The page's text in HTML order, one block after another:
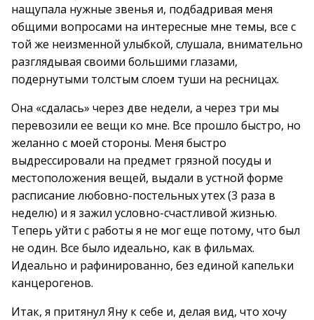
нащупала нужные звенья и, подбадривая меня
общими вопросами на интересные мне темы, все с
той же неизменной улыбкой, слушала, внимательно
разглядывая своими большими глазами,
подернутыми толстым слоем туши на ресницах.
Она «сдалась» через две недели, а через три мы
перевозили ее вещи ко мне. Все прошло быстро, но
желанно с моей стороны. Меня быстро
выдрессировали на предмет грязной посуды и
местоположения вещей, выдали в устной форме
расписание любовно-постельных утех (3 раза в
неделю) и я зажил условно-счастливой жизнью.
Теперь уйти с работы я не мог еще потому, что был
не один. Все было идеально, как в фильмах.
Идеально и рафинированно, без единой капельки
канцерогенов.
Итак, я притянул Яну к себе и, делая вид, что хочу